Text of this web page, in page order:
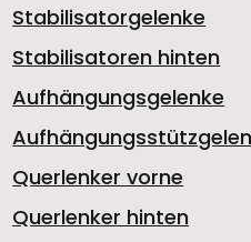
Stabilisatorgelenke
Stabilisatoren hinten
Aufhängungsgelenke
Querlenker vorne
Querlenker hinten